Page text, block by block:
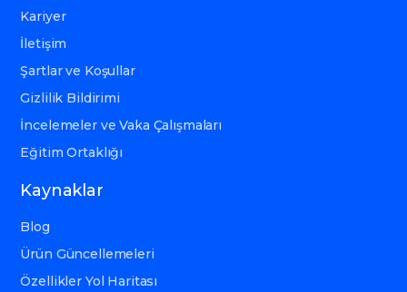
Kariyer
İletişim
Şartlar ve Koşullar
Gizlilik Bildirimi
İncelemeler ve Vaka Çalışmaları
Eğitim Ortaklığı
Kaynaklar
Blog
Ürün Güncellemeleri
Özellikler Yol Haritası